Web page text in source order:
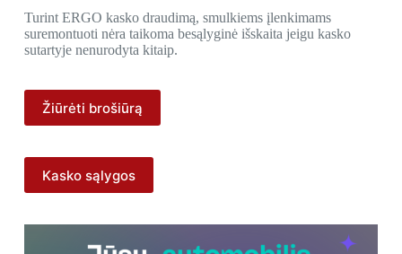
Turint ERGO kasko draudimą, smulkiems įlenkimams
suremontuoti nėra taikoma besąlyginė išskaita jeigu kasko
sutartyje nenurodyta kitaip.
Žiūrėti brošiūrą
Kasko sąlygos